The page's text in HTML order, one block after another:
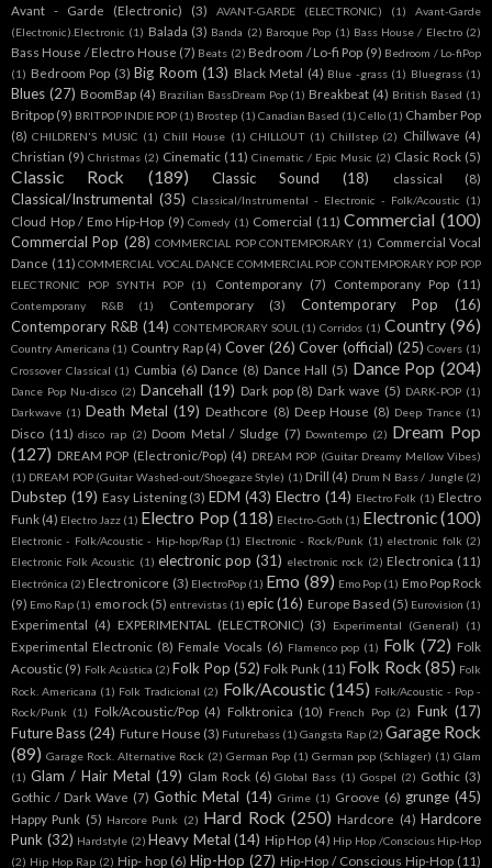
Avant - Garde (Electronic)
(3) AVANT-GARDE (ELECTRONIC) (1)
Avant-Garde
(Electronic).Electronic (1) Balada (3) Banda (2) Baroque Pop (1) Bass House / Electro (2)
Bass House / Electro House (7) Beats (2) Bedroom / Lo-fi Pop (9) Bedroom / Lo-fiPop
(1) Bedroom Pop (3) Big Room (13) Black Metal (4) Blue -grass (1) Bluegrass (1)
Blues (27) BoomBap (4) Brazilian BassDream Pop (1) Breakbeat (4) British Based (1)
Britpop (9) BRITPOP INDIE POP (1) Brostep (1) Canadian Based (1) Cello (1) Chamber Pop
(8) CHILDREN'S MUSIC (1) Chill House (1) CHILLOUT (1) Chillstep (2) Chillwave (4)
Christian (9) Christmas (2) Cinematic (11) Cinematic / Epic Music (2) Clasic Rock (5)
Classic Rock (189) Classic Sound (18) classical (8)
Classical/Instrumental (35) Classical/Instrumental - Electronic - Folk/Acoustic (1)
Cloud Hop / Emo Hip-Hop (9) Comedy (1) Comercial (11) Commercial (100)
Commercial Pop (28) COMMERCIAL POP CONTEMPORARY (1) Commercial Vocal
Dance (11) COMMERCIAL VOCAL DANCE COMMERCIAL POP CONTEMPORARY POP POP
ELECTRONIC POP SYNTH POP
(1) Contemporany (7) Contemporany Pop (11)
Contemporany R&B (1) Contemporary (3) Contemporary Pop
(16)
Contemporary R&B (14) CONTEMPORARY SOUL (1) Corridos (1) Country (96)
Country Americana (1) Country Rap (4) Cover (26) Cover (official) (25) Covers (1)
Crossover Classical (1) Cumbia (6) Dance (8) Dance Hall (5) Dance Pop (204)
Dance Pop Nu-disco (2) Dancehall (19) Dark pop (8) Dark wave (5) DARK-POP (1)
Darkwave (1) Death Metal (19) Deathcore (8) Deep House (8) Deep Trance (1)
Disco (11) disco rap (2) Doom Metal / Sludge (7) Downtempo (2) Dream Pop
(127) DREAM POP (Electronic/Pop) (4) DREAM POP (Guitar Dreamy Mellow Vibes)
(1) DREAM POP (Guitar Washed-out/Shoegaze Style) (1) Drill (4) Drum N Bass / Jungle (2)
Dubstep (19) Easy Listening (3) EDM (43) Electro (14) Electro Folk (1) Electro
Funk (4) Electro Jazz (1) Electro Pop (118) Electro-Goth (1) Electronic(100)
Electronic - Folk/Acoustic - Hip-hop/Rap (1) Electronic - Rock/Punk (1) electronic folk (2)
Electronic Folk Acoustic (1) electronic pop (31) electronic rock (2) Electronica (11)
Electrónica (2) Electronicore (3) ElectroPop (1) Emo (89) Emo Pop (1) Emo Pop Rock
(9) Emo Rap (1) emo rock (5) entrevistas (1) epic (16) Europe Based (5) Eurovision (1)
Experimental (4) EXPERIMENTAL (ELECTRONIC) (3) Experimental (General) (1)
Experimental Electronic (8) Female Vocals (6) Flamenco pop (1) Folk (72) Folk
Acoustic (9) Folk Acústica (2) Folk Pop (52) Folk Punk (11) Folk Rock (85) Folk
Rock. Americana (1) Folk Tradicional (2) Folk/Acoustic (145) Folk/Acoustic - Pop -
Rock/Punk (1) Folk/Acoustic/Pop (4) Folktronica (10) French Pop (2) Funk (17)
Future Bass (24) Future House (3) Futurebass (1) Gangsta Rap (2) Garage Rock
(89) Garage Rock. Alternative Rock (2) German Pop (1) German pop (Schlager) (1) Glam
(1) Glam / Hair Metal (19) Glam Rock (6) Global Bass (1) Gospel (2) Gothic (3)
Gothic / Dark Wave (7) Gothic Metal (14) Grime (1) Groove (6) grunge (45)
Happy Punk (5) Harcore Punk (2) Hard Rock (250) Hardcore (4) Hardcore
Punk (32) Hardstyle (2) Heavy Metal (14) Hip Hop (4) Hip Hop /Conscious Hip-Hop
(2) Hip Hop Rap (2) Hip- hop (6) Hip-Hop (27) Hip-Hop / Conscious Hip-Hop (11)